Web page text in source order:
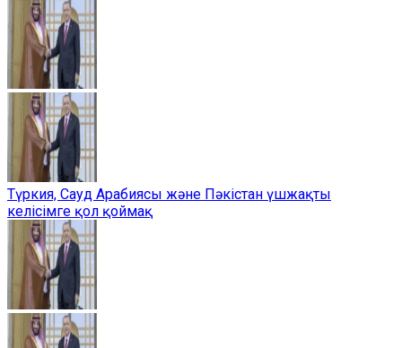
Түркия, Сауд Арабиясы және Пәкістан үшжақты
келісімге қол қоймақ